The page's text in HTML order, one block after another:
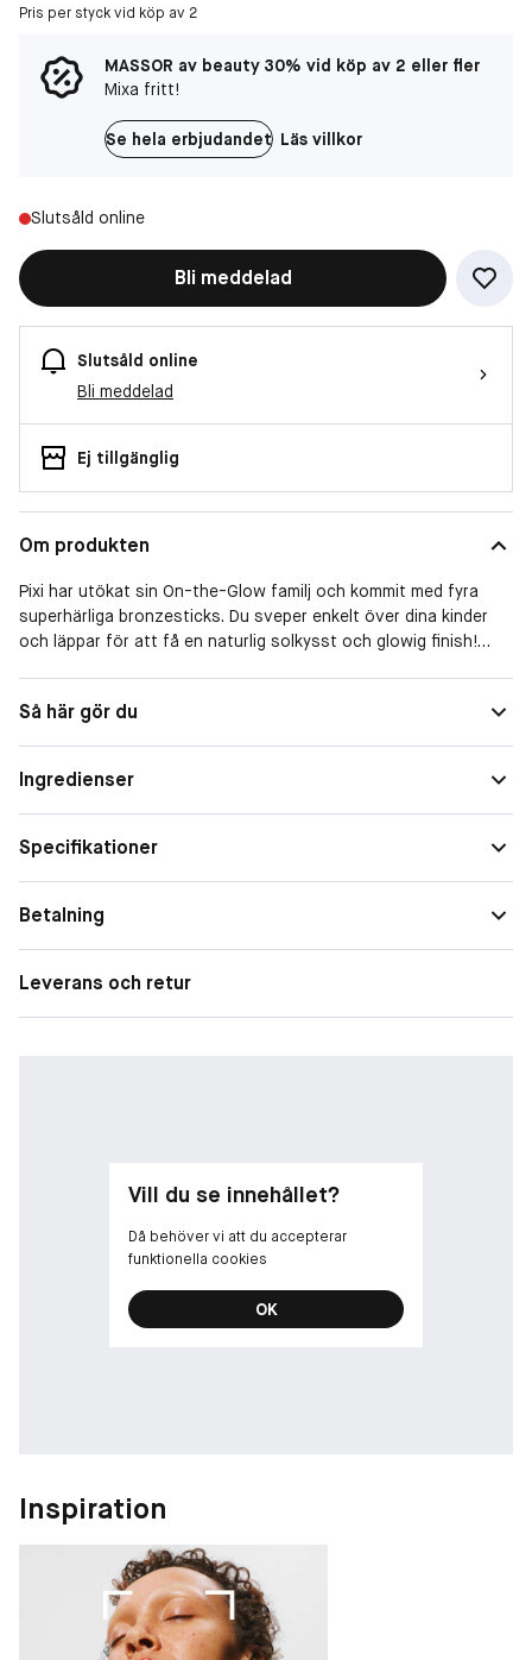
Pris per styck vid köp av 2
MASSOR av beauty 30% vid köp av 2 eller fler
Mixa fritt!
Se hela erbjudandet Läs villkor
Slutsåld online
Bli meddelad
Slutsåld online
Bli meddelad
Ej tillgänglig
Om produkten
Pixi har utökat sin On-the-Glow familj och kommit med fyra
superhärliga bronzesticks. Du sveper enkelt över dina kinder
och läppar för att få en naturlig solkysst och glowig finish!
Så här gör du
Ingredienser
Specifikationer
Betalning
Leverans och retur
Vill du se innehållet?
Då behöver vi att du accepterar
funktionella cookies
OK
Inspiration